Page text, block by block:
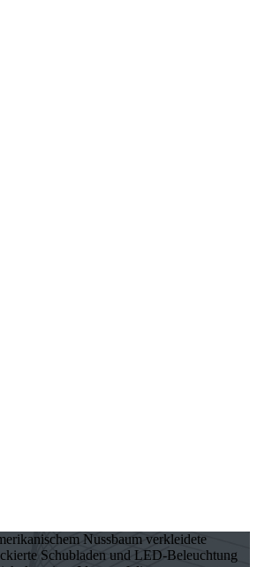
Nussbaum verkleidete
Schubladen und LED-Beleuchtung